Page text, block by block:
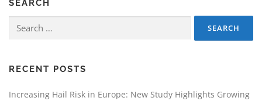
SEARCH
for:
RECENT POSTS
Increasing Hail Risk in Europe: New Study Highlights Growing